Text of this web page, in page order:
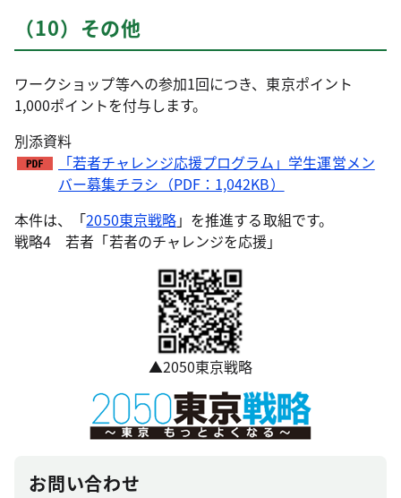
（10）その他
ワークショップ等への参加1回につき、東京ポイント
1,000ポイントを付与します。
別添資料
「若者チャレンジ応援プログラム」学生運営メン
バー募集チラシ（PDF：1,042KB）
本件は、「2050東京戦略」を推進する取組です。
戦略4 若者「若者のチャレンジを応援」
▲2050東京戦略
お問い合わせ